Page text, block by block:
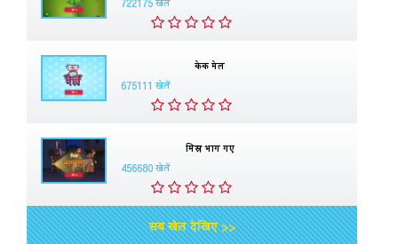
722175 खेलें
केक मेल
675111 खेलें
मिस्र भाग गए
456680 खेलें
सब खेल देखिए >>